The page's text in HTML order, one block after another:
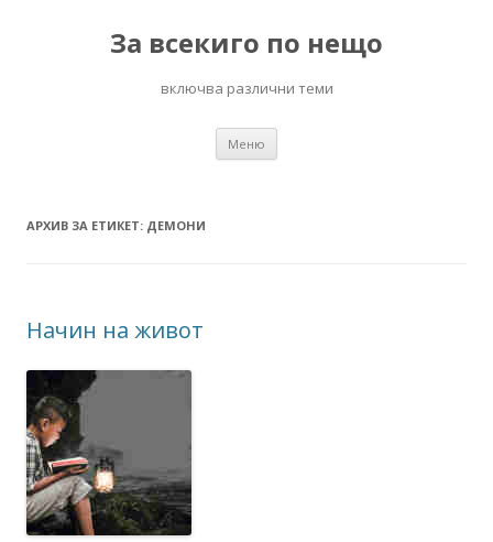
За всекиго по нещо
включва различни теми
Меню
АРХИВ ЗА ЕТИКЕТ: ДЕМОНИ
Начин на живот